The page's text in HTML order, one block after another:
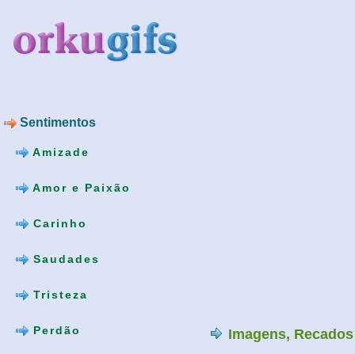
Sentimentos
Amizade
Amor e Paixão
Carinho
Saudades
Tristeza
Perdão Imagens,